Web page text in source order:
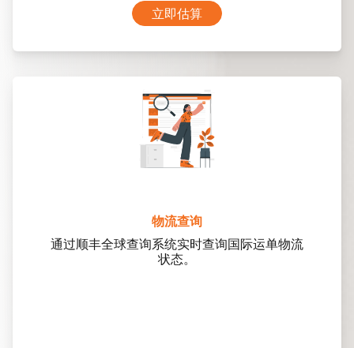
立即估算
物流查询
通过顺丰全球查询系统实时查询国际运单物流
状态。